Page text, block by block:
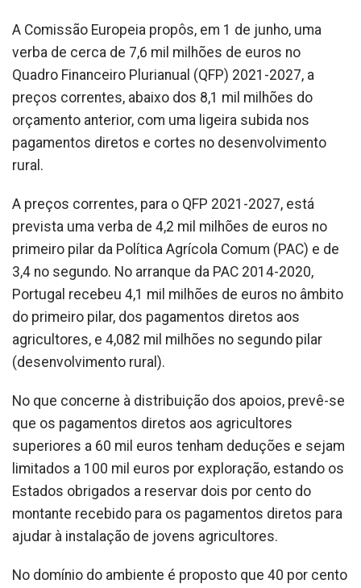
A Comissão Europeia propôs, em 1 de junho, uma
verba de cerca de 7,6 mil milhões de euros no
Quadro Financeiro Plurianual (QFP) 2021-2027, a
preços correntes, abaixo dos 8,1 mil milhões do
orçamento anterior, com uma ligeira subida nos
pagamentos diretos e cortes no desenvolvimento
rural.
A preços correntes, para o QFP 2021-2027, está
prevista uma verba de 4,2 mil milhões de euros no
primeiro pilar da Política Agrícola Comum (PAC) e de
3,4 no segundo. No arranque da PAC 2014-2020,
Portugal recebeu 4,1 mil milhões de euros no âmbito
do primeiro pilar, dos pagamentos diretos aos
agricultores, e 4,082 mil milhões no segundo pilar
(desenvolvimento rural).
No que concerne à distribuição dos apoios, prevê-se
que os pagamentos diretos aos agricultores
superiores a 60 mil euros tenham deduções e sejam
limitados a 100 mil euros por exploração, estando os
Estados obrigados a reservar dois por cento do
montante recebido para os pagamentos diretos para
ajudar à instalação de jovens agricultores.
No domínio do ambiente é proposto que 40 por cento